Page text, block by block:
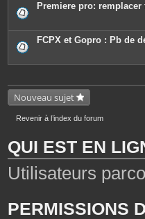
Premiere pro:
FCPX et Gopro : Pb de
Nouveau sujet
Revenir à l’index du forum
QUI EST EN
Utilisateurs
PERMISSIONS